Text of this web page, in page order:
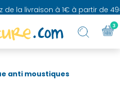
de la livraison à 1€ à partir de
anti moustiques
3